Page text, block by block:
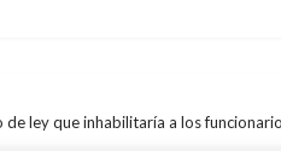
de ley que inhabilitaría a los